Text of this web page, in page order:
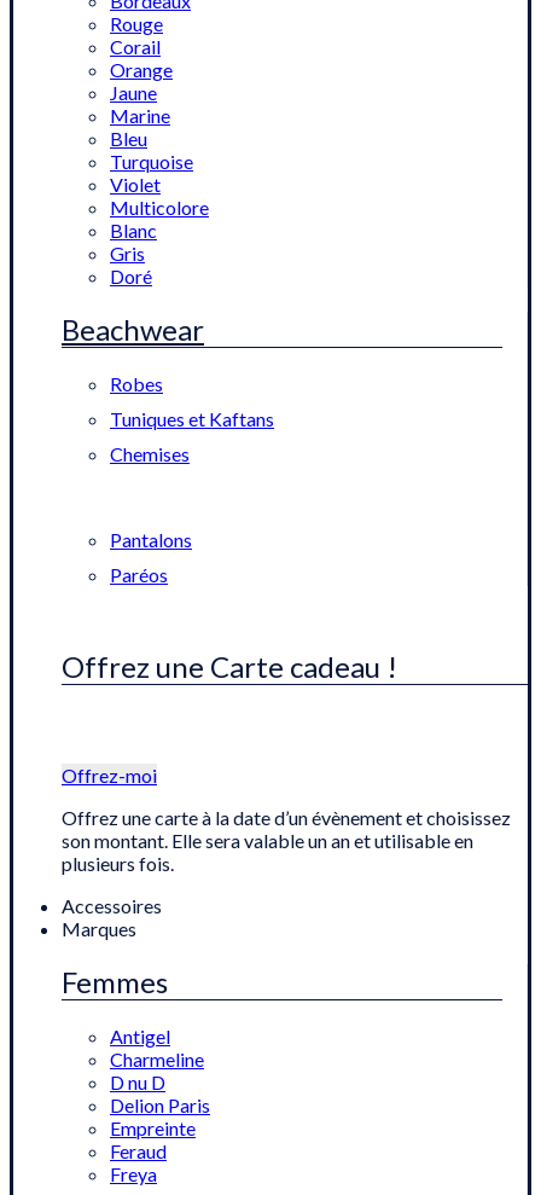
Rouge
Corail
Orange
Jaune
Marine
Bleu
Turquoise
Violet
Multicolore
Blanc
Gris
Doré
Beachwear
Robes
Tuniques et Kaftans
Chemises
Pantalons
Paréos
Offrez une Carte cadeau !
Offrez-moi
Offrez une carte à la date d’un évènement et choisissez
son montant. Elle sera valable un an et utilisable en
plusieurs fois.
Accessoires
Marques
Femmes
Antigel
Charmeline
D nu D
Delion Paris
Empreinte
Feraud
Freya